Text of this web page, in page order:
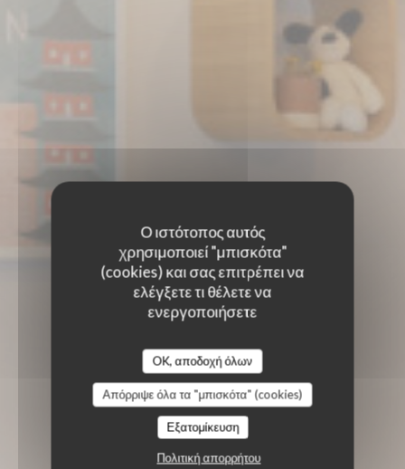
Ο ιστότοπος αυτός
χρησιμοποιεί "μπισκότα"
(cookies) και σας επιτρέπει να
ελέγξετε τι θέλετε να
ενεργοποιήσετε
OK, αποδοχή όλων
Απόρριψε όλα τα "μπισκότα" (cookies)
Εξατομίκευση
Πολιτική απορρήτου